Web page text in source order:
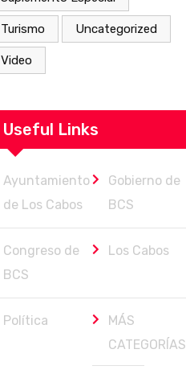
Turismo Uncategorized
Video
Useful Links
Ayuntamiento
de Los Cabos
Gobierno de
BCS
Congreso de
BCS
Los Cabos
Política
MÁS
CATEGORÍAS